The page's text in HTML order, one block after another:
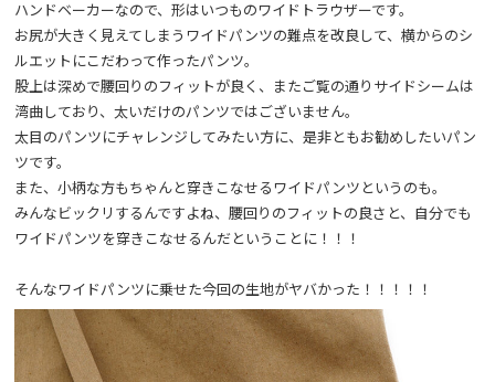
ハンドベーカーなので、形はいつものワイドトラウザーです。
お尻が大きく見えてしまうワイドパンツの難点を改良して、横からのシ
ルエットにこだわって作ったパンツ。
股上は深めで腰回りのフィットが良く、またご覧の通りサイドシームは
湾曲しており、太いだけのパンツではございません。
太目のパンツにチャレンジしてみたい方に、是非ともお勧めしたいパン
ツです。
また、小柄な方もちゃんと穿きこなせるワイドパンツというのも。
みんなビックリするんですよね、腰回りのフィットの良さと、自分でも
ワイドパンツを穿きこなせるんだということに！！！
そんなワイドパンツに乗せた今回の生地がヤバかった！！！！！